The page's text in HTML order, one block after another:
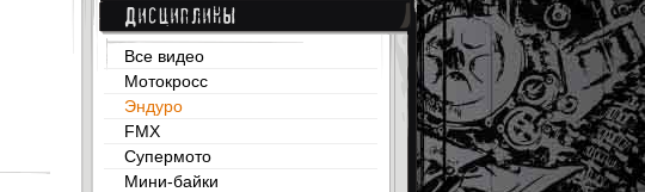
Дисциплины
Все видео
Мотокросс
Эндуро
FMX
Супермото
Мини-байки